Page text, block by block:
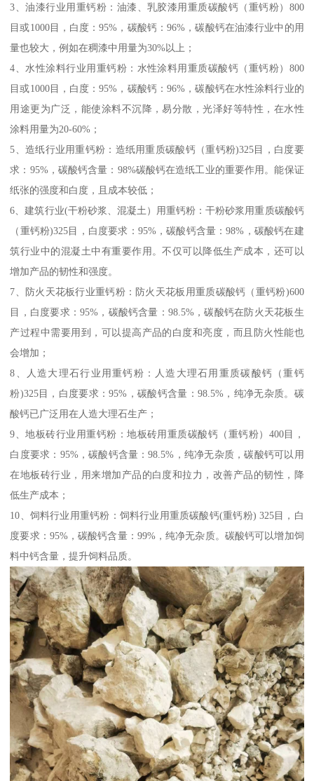
3、油漆行业用重钙粉：油漆、乳胶漆用重质碳酸钙（重钙粉）800
目或1000目，白度：95%，碳酸钙：96%，碳酸钙在油漆行业中的用
量也较大，例如在稠漆中用量为30%以上；
4、水性涂料行业用重钙粉：水性涂料用重质碳酸钙（重钙粉）800
目或1000目，白度：95%，碳酸钙：96%，碳酸钙在水性涂料行业的
用途更为广泛，能使涂料不沉降，易分散，光泽好等特性，在水性
涂料用量为20-60%；
5、造纸行业用重钙粉：造纸用重质碳酸钙（重钙粉)325目，白度要
求：95%，碳酸钙含量：98%碳酸钙在造纸工业的重要作用。能保证
纸张的强度和白度，且成本较低；
6、建筑行业(干粉砂浆、混凝土）用重钙粉：干粉砂浆用重质碳酸钙
（重钙粉)325目，白度要求：95%，碳酸钙含量：98%，碳酸钙在建
筑行业中的混凝土中有重要作用。不仅可以降低生产成本，还可以
增加产品的韧性和强度。
7、防火天花板行业重钙粉：防火天花板用重质碳酸钙（重钙粉)600
目，白度要求：95%，碳酸钙含量：98.5%，碳酸钙在防火天花板生
产过程中需要用到，可以提高产品的白度和亮度，而且防火性能也
会增加；
8、人造大理石行业用重钙粉：人造大理石用重质碳酸钙（重钙
粉)325目，白度要求：95%，碳酸钙含量：98.5%，纯净无杂质。碳
酸钙已广泛用在人造大理石生产；
9、地板砖行业用重钙粉：地板砖用重质碳酸钙（重钙粉）400目，
白度要求：95%，碳酸钙含量：98.5%，纯净无杂质，碳酸钙可以用
在地板砖行业，用来增加产品的白度和拉力，改善产品的韧性，降
低生产成本；
10、饲料行业用重钙粉：饲料行业用重质碳酸钙(重钙粉) 325目，白
度要求：95%，碳酸钙含量：99%，纯净无杂质。碳酸钙可以增加饲
料中钙含量，提升饲料品质。